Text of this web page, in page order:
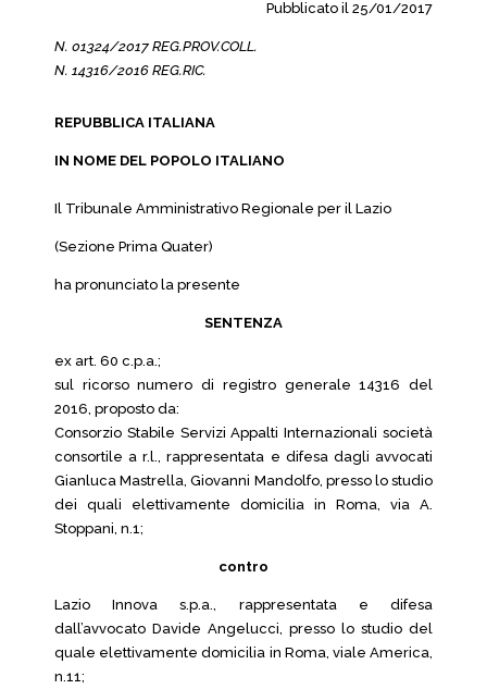
Pubblicato il 25/01/2017
N. 01324/2017 REG.PROV.COLL.
N. 14316/2016 REG.RIC.
REPUBBLICA ITALIANA
IN NOME DEL POPOLO ITALIANO
Il Tribunale Amministrativo Regionale per il Lazio
(Sezione Prima Quater)
ha pronunciato la presente
SENTENZA
ex art. 60 c.p.a.;
sul ricorso numero di registro generale 14316 del
2016, proposto da:
Consorzio Stabile Servizi Appalti Internazionali società
consortile a r.l., rappresentata e difesa dagli avvocati
Gianluca Mastrella, Giovanni Mandolfo, presso lo studio
dei quali elettivamente domicilia in Roma, via A.
Stoppani, n.1;
contro
Lazio Innova s.p.a., rappresentata e difesa
dall’avvocato Davide Angelucci, presso lo studio del
quale elettivamente domicilia in Roma, viale America,
n.11;